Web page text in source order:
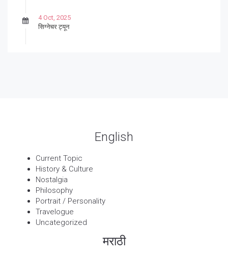
4 Oct, 2025
सिग्नेचर ट्यून
English
Current Topic
History & Culture
Nostalgia
Philosophy
Portrait / Personality
Travelogue
Uncategorized
मराठी